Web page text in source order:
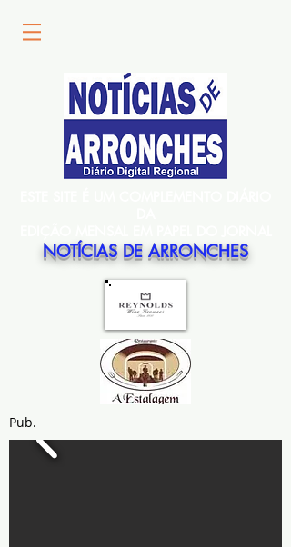
NOTÍCIAS DE ARRONCHES
Pub.